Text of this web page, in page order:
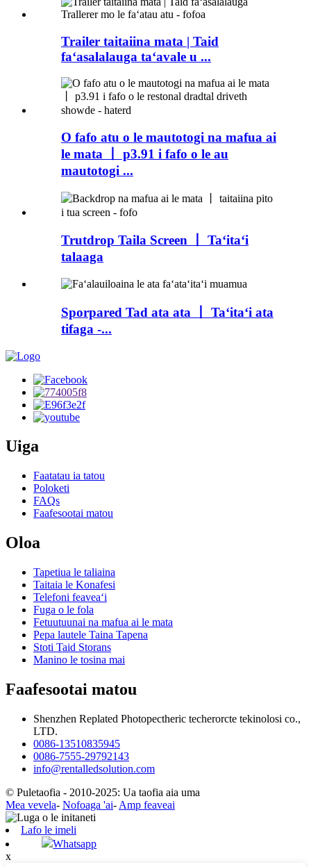
Trailer taitaiina mata | Taid
faʻasalalauga taʻavale u ...
O fafo atu o le mautotogi na mafua ai
le mata 丨 p3.91 i fafo o le au
mautotogi ...
Trutdrop Taila Screen 丨 Taʻitaʻi
talaaga
Sporpared Tad ata ata 丨 Taʻitaʻi ata
tifaga -...
Uiga
Faatatau ia tatou
Poloketi
FAQs
Faafesootai matou
Oloa
Tapetiua le taliaina
Taitaia le Konafesi
Telefoni feaveaʻi
Fuga o le fola
Fetuutuunai na mafua ai le mata
Pepa lautele Taina Tapena
Stoti Taid Storans
Manino le tosina mai
Faafesootai matou
Shenzhen Replated Photopectheric techerorcte tekinolosi co.,
LTD.
0086-13510835945
0086-7555-29792143
info@rentalledsolution.com
© Puletaofia - 2010-2025: Ua taofia aia uma
Mea vevela- Nofoaga 'ai- Amp feaveai
Lafo le imeli
Whatsapp
x